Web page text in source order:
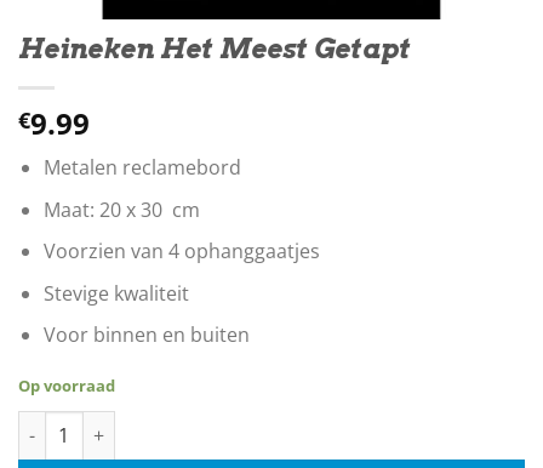
Heineken Het Meest Getapt
€9.99
Metalen reclamebord
Maat: 20 x 30 cm
Voorzien van 4 ophanggaatjes
Stevige kwaliteit
Voor binnen en buiten
Op voorraad
Heineken Het Meest Getapt aantal